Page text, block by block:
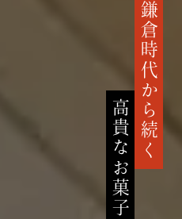
鎌倉時代から続く
高貴なお菓子